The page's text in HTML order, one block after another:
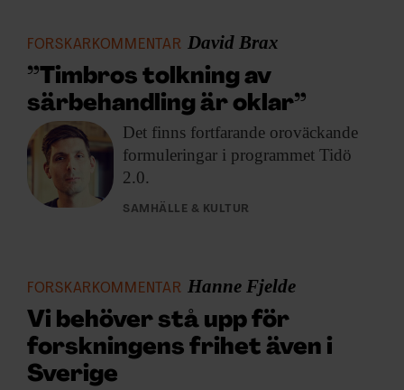
FORSKARKOMMENTAR David Brax
”Timbros tolkning av
särbehandling är oklar”
Det finns fortfarande oroväckande
formuleringar i programmet Tidö
2.0.
SAMHÄLLE & KULTUR
FORSKARKOMMENTAR Hanne Fjelde
Vi behöver stå upp för
forskningens frihet även i
Sverige